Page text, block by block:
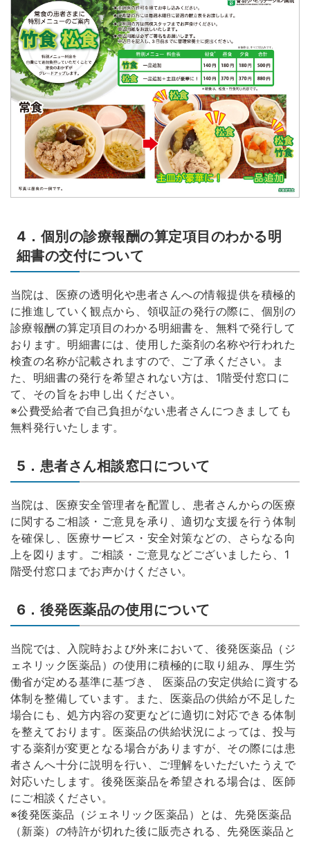
4．個別の診療報酬の算定項目のわかる明
細書の交付について
当院は、医療の透明化や患者さんへの情報提供を積極的
に推進していく観点から、領収証の発行の際に、個別の
診療報酬の算定項目のわかる明細書を、無料で発行して
おります。明細書には、使用した薬剤の名称や行われた
検査の名称が記載されますので、ご了承ください。ま
た、明細書の発行を希望されない方は、1階受付窓口に
て、その旨をお申し出ください。
※公費受給者で自己負担がない患者さんにつきましても
無料発行いたします。
5．患者さん相談窓口について
当院は、医療安全管理者を配置し、患者さんからの医療
に関するご相談・ご意見を承り、適切な支援を行う体制
を確保し、医療サービス・安全対策などの、さらなる向
上を図ります。ご相談・ご意見などございましたら、1
階受付窓口までお声かけください。
6．後発医薬品の使用について
当院では、入院時および外来において、後発医薬品（ジ
ェネリック医薬品）の使用に積極的に取り組み、厚生労
働省が定める基準に基づき、 医薬品の安定供給に資する
体制を整備しています。また、医薬品の供給が不足した
場合にも、処方内容の変更などに適切に対応できる体制
を整えております。医薬品の供給状況によっては、投与
する薬剤が変更となる場合がありますが、その際には患
者さんへ十分に説明を行い、ご理解をいただいたうえで
対応いたします。後発医薬品を希望される場合は、医師
にご相談ください。
※後発医薬品（ジェネリック医薬品）とは、先発医薬品
（新薬）の特許が切れた後に販売される、先発医薬品と